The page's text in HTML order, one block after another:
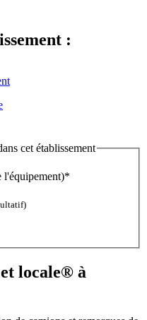
:
cet établissement
l'équipement)*
locale® à